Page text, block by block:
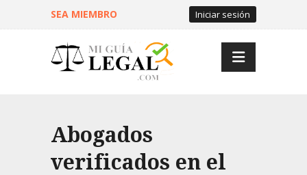
SEA MIEMBRO Iniciar sesión
Abogados
verificados en el